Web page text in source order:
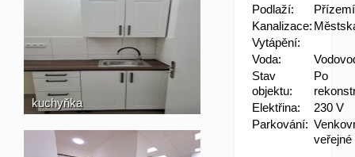
kuchyňka
Podlaží:
Přízemí
Kanalizace:
Vytápění:
Voda:
Stav
objektu:
Po
Elektřina:
230 V
Parkování:
veřejné